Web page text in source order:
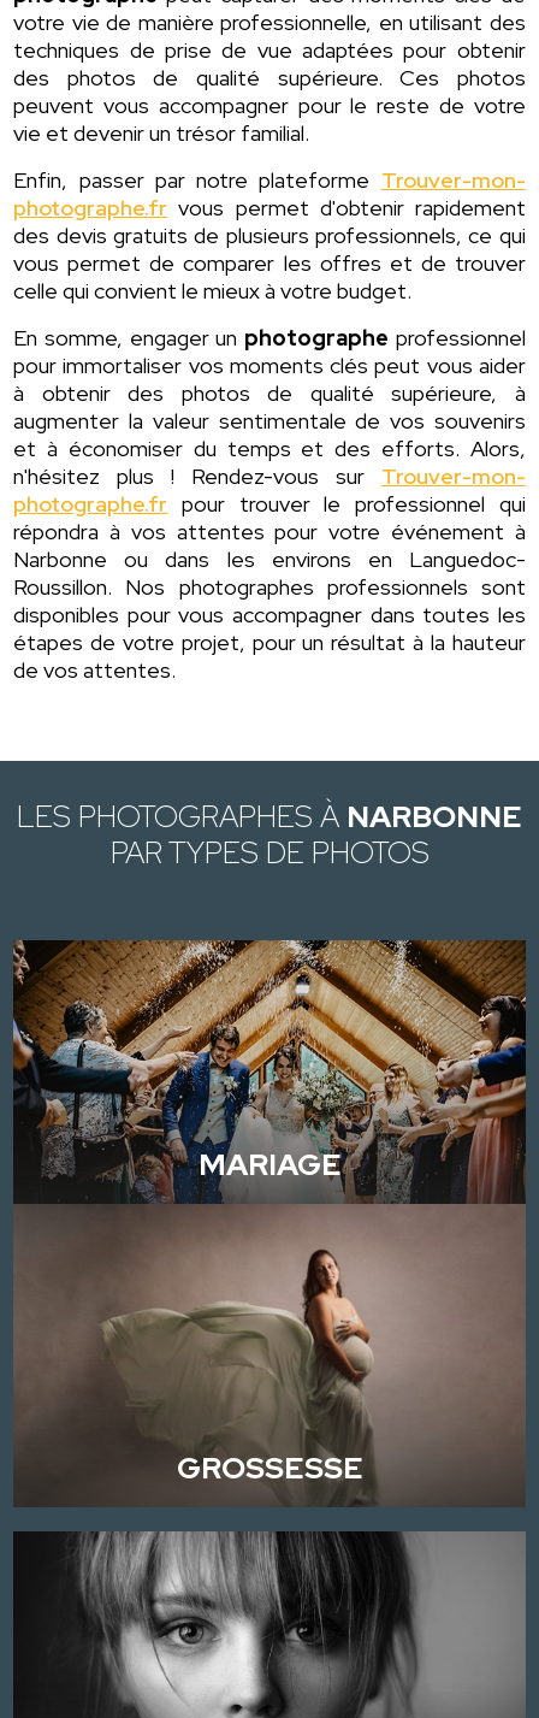
votre vie de manière professionnelle, en utilisant des
techniques de prise de vue adaptées pour obtenir
des photos de qualité supérieure. Ces photos
peuvent vous accompagner pour le reste de votre
vie et devenir un trésor familial.
Enfin, passer par notre plateforme Trouver-mon-
photographe.fr vous permet d'obtenir rapidement
des devis gratuits de plusieurs professionnels, ce qui
vous permet de comparer les offres et de trouver
celle qui convient le mieux à votre budget.
En somme, engager un photographe professionnel
pour immortaliser vos moments clés peut vous aider
à obtenir des photos de qualité supérieure, à
augmenter la valeur sentimentale de vos souvenirs
et à économiser du temps et des efforts. Alors,
n'hésitez plus ! Rendez-vous sur Trouver-mon-
photographe.fr pour trouver le professionnel qui
répondra à vos attentes pour votre événement à
Narbonne ou dans les environs en Languedoc-
Roussillon. Nos photographes professionnels sont
disponibles pour vous accompagner dans toutes les
étapes de votre projet, pour un résultat à la hauteur
de vos attentes.
LES PHOTOGRAPHES À NARBONNE
PAR TYPES DE PHOTOS
MARIAGE
GROSSESSE